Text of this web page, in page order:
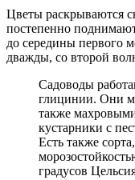
Цветы раскрываются
постепенно
до середины первого
дважды, со второй
Садоводы
глицинии. Они
также
кустарники с
Есть также
градусов